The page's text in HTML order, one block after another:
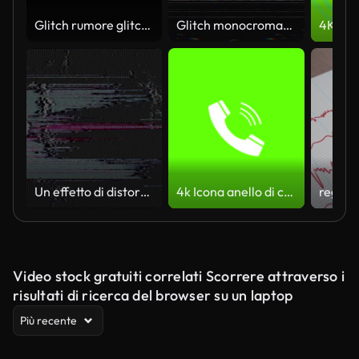
Glitch rumore glitch effetto rumore statico televisione VFX pacchetto. Effetti video visivi strisce sfondo Glitch monocromatico con linee orizzontali e imitazione TV retrò.
Un effetto di distorsione glitch e multicolore con rumore, ideale per aggiungere un'estetica retrò o rotta dello schermo TV. 4k Icona anello di chiamata in arrivo sfondo Sfondo Schermo verde Animazione dell'icona della telefonata.
Video stock gratuiti correlati Scorrere attraverso i
risultati di ricerca del browser su un laptop
Più recente